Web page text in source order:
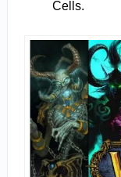
Cells.